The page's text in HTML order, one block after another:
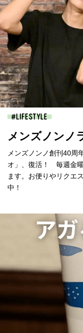
LIFESTYLE
メンズノンノ
メンズノンノ創刊40周
オ」、復活！ 毎週金
ます。お便りやリクエ
中！